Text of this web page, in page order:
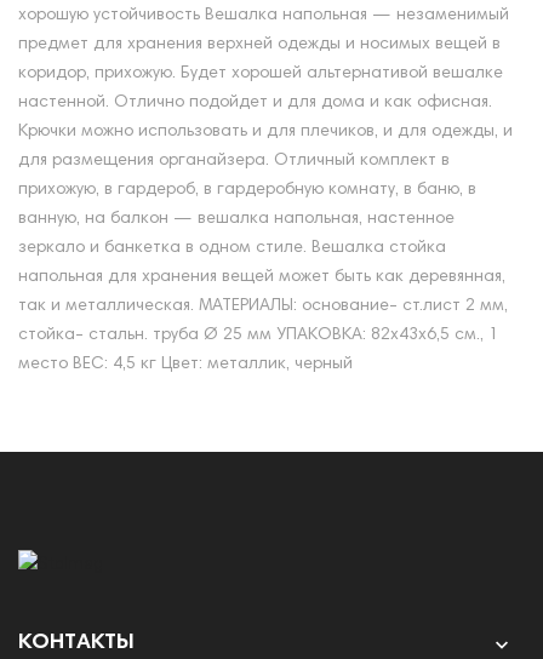
хорошую устойчивость Вешалка напольная — незаменимый
предмет для хранения верхней одежды и носимых вещей в
коридор, прихожую. Будет хорошей альтернативой вешалке
настенной. Отлично подойдет и для дома и как офисная.
Крючки можно использовать и для плечиков, и для одежды, и
для размещения органайзера. Отличный комплект в
прихожую, в гардероб, в гардеробную комнату, в баню, в
ванную, на балкон — вешалка напольная, настенное
зеркало и банкетка в одном стиле. Вешалка стойка
напольная для хранения вещей может быть как деревянная,
так и металлическая. МАТЕРИАЛЫ: основание- ст.лист 2 мм,
стойка- стальн. труба Ø 25 мм УПАКОВКА: 82х43х6,5 см., 1
место ВЕС: 4,5 кг Цвет: металлик, черный
КОНТАКТЫ 